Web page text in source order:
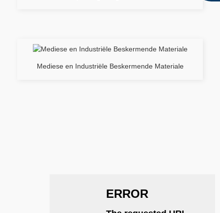
Mediese en Industriële Beskermende Materiale